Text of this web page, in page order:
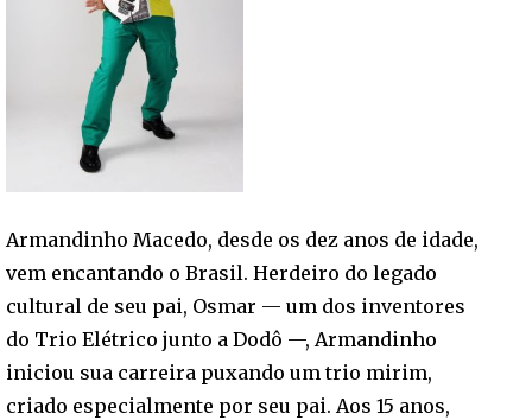
Armandinho Macedo, desde os dez anos de idade,
vem encantando o Brasil. Herdeiro do legado
cultural de seu pai, Osmar — um dos inventores
do Trio Elétrico junto a Dodô —, Armandinho
iniciou sua carreira puxando um trio mirim,
criado especialmente por seu pai. Aos 15 anos,